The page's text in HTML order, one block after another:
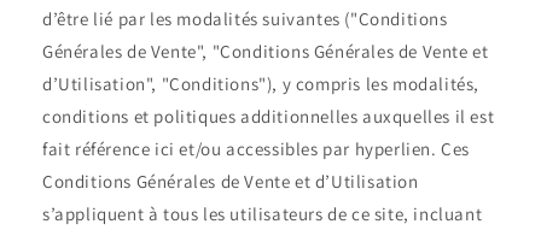
d’être lié par les modalités suivantes ("Conditions
Générales de Vente", "Conditions Générales de Vente et
d’Utilisation", "Conditions"), y compris les modalités,
conditions et politiques additionnelles auxquelles il est
fait référence ici et/ou accessibles par hyperlien. Ces
Conditions Générales de Vente et d’Utilisation
s’appliquent à tous les utilisateurs de ce site, incluant